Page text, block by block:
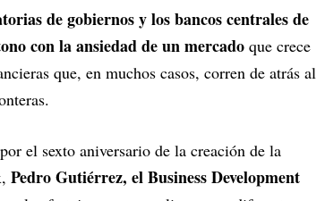
de gobiernos y los bancos centrales de
con la ansiedad de un mercado que crece
que, en muchos casos, corren de atrás al
el sexto aniversario de la creación de la
Pedro Gutiérrez, el Business Development